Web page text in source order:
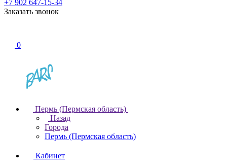
+7 902 647-15-34
Заказать звонок
0
Пермь (Пермская область)
Назад
Города
Пермь (Пермская область)
Кабинет